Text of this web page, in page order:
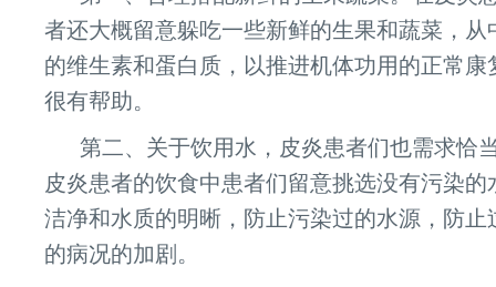
者还大概留意躲吃一些新鲜的生果和蔬菜，从
的维生素和蛋白质，以推进机体功用的正常康
很有帮助。
第二、关于饮用水，皮炎患者们也需求恰
皮炎患者的饮食中患者们留意挑选没有污染
洁净和水质的明晰，防止污染过的水源，防止
的病况的加剧。